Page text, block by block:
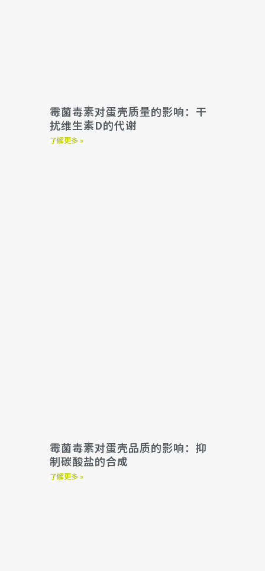
霉菌毒素对蛋壳质量的影响：干
扰维生素D的代谢
了解更多 »
霉菌毒素对蛋壳品质的影响：抑
制碳酸盐的合成
了解更多 »